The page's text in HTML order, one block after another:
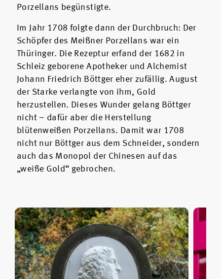
Porzellans begünstigte.
Im Jahr 1708 folgte dann der Durchbruch: Der
Schöpfer des Meißner Porzellans war ein
Thüringer. Die Rezeptur erfand der 1682 in
Schleiz geborene Apotheker und Alchemist
Johann Friedrich Böttger eher zufällig. August
der Starke verlangte von ihm, Gold
herzustellen. Dieses Wunder gelang Böttger
nicht – dafür aber die Herstellung
blütenweißen Porzellans. Damit war 1708
nicht nur Böttger aus dem Schneider, sondern
auch das Monopol der Chinesen auf das
„weiße Gold“ gebrochen.